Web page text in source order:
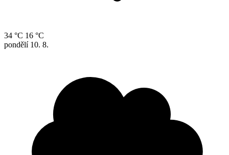
34 °C 16 °C
pondělí 10. 8.